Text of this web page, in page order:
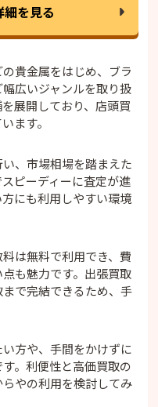
を見る
貴金属をはじめ、ブラ
広いジャンルを取り扱
展開しており、店頭買
ます。
、市場相場を踏まえた
ピーディーに査定が進
にも利用しやすい環境
は無料で利用でき、費
も魅力です。出張買取
で完結できるため、手
方や、手間をかけずに
。利便性と高価買取の
やの利用を検討してみ